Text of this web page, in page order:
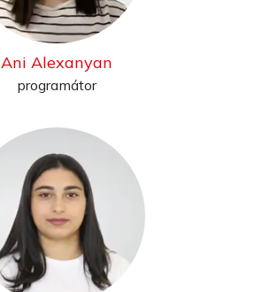
Ani Alexanyan
programátor